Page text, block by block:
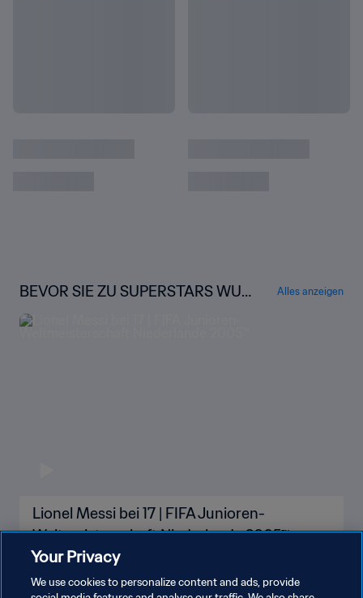
2023™ | Highlights
Your Privacy
We use cookies to personalize content and ads, provide